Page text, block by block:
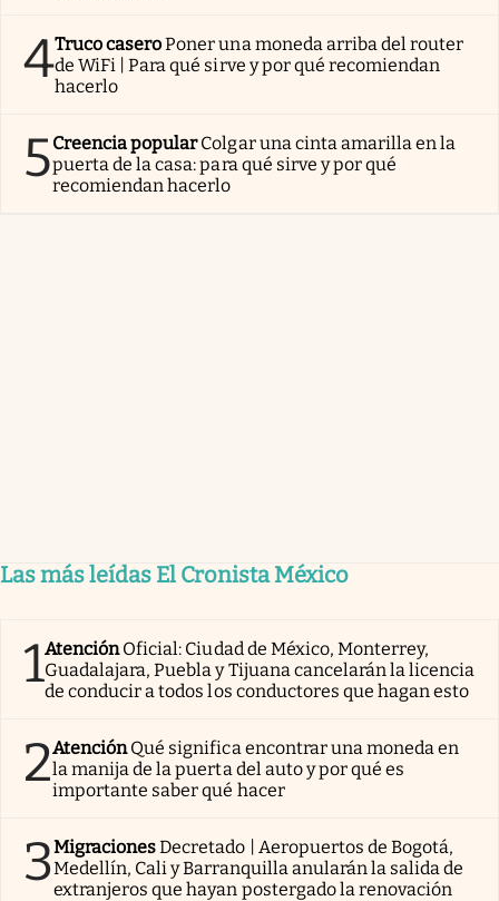
4Truco caseroPoner una moneda arriba del router
de WiFi | Para qué sirve y por qué recomiendan
hacerlo
5Creencia popularColgar una cinta amarilla en la
puerta de la casa: para qué sirve y por qué
recomiendan hacerlo
Las más leídas El Cronista México
1AtenciónOficial: Ciudad de México, Monterrey,
Guadalajara, Puebla y Tijuana cancelarán la licencia
de conducir a todos los conductores que hagan esto
2AtenciónQué significa encontrar una moneda en
la manija de la puerta del auto y por qué es
importante saber qué hacer
3MigracionesDecretado | Aeropuertos de Bogotá,
Medellín, Cali y Barranquilla anularán la salida de
extranjeros que hayan postergado la renovación